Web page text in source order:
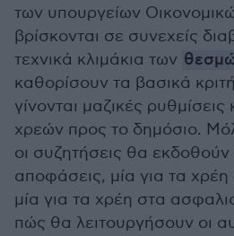
των υπουργείων
βρίσκονται σε συνεχείς
τεχνικά κλιμάκια των
καθορίσουν τα βασικά
γίνονται μαζικές
χρεών προς το δημόσιο.
οι συζητήσεις θα
αποφάσεις, μία για τα χρέη
μία για τα χρέη στα
πώς θα λειτουργήσουν οι